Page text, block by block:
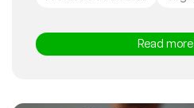
Read more